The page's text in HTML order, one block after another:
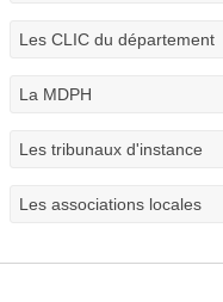
Les CLIC du département
La MDPH
Les tribunaux d'instance
Les associations locales